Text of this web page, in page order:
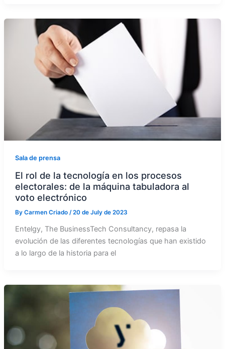
Sala de prensa
El rol de la tecnología en los procesos
electorales: de la máquina tabuladora al
voto electrónico
By Carmen Criado /20 de July de 2023
Entelgy, The BusinessTech Consultancy, repasa la
evolución de las diferentes tecnologías que han existido
a lo largo de la historia para el